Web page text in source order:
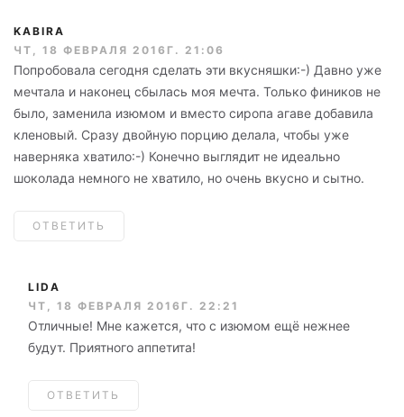
KABIRA
ЧТ, 18 ФЕВРАЛЯ 2016Г. 21:06
Попробовала сегодня сделать эти вкусняшки:-) Давно уже
мечтала и наконец сбылась моя мечта. Только фиников не
было, заменила изюмом и вместо сиропа агаве добавила
кленовый. Сразу двойную порцию делала, чтобы уже
наверняка хватило:-) Конечно выглядит не идеально
шоколада немного не хватило, но очень вкусно и сытно.
ОТВЕТИТЬ
LIDA
ЧТ, 18 ФЕВРАЛЯ 2016Г. 22:21
Отличные! Мне кажется, что с изюмом ещё нежнее
будут. Приятного аппетита!
ОТВЕТИТЬ